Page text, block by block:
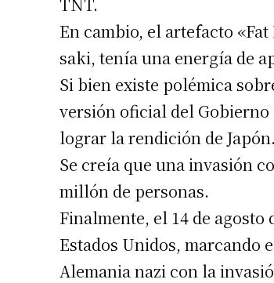
En cambio, el artefacto
saki, tenía una energía de
Si bien existe polémica
versión oficial del Gobierno
lograr la rendición de Japón.
Se creía que una invasión
millón de personas.
Finalmente, el 14 de agosto
Estados Unidos, marcando
Alemania nazi con la